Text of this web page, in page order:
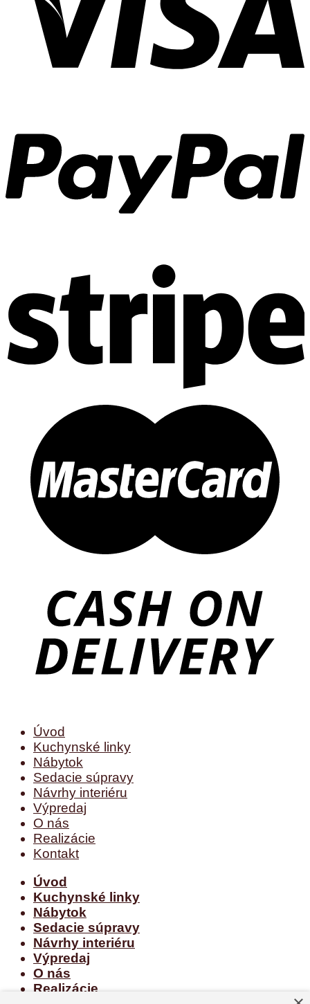
Úvod
Kuchynské linky
Nábytok
Sedacie súpravy
Návrhy interiéru
Výpredaj
O nás
Realizácie
Kontakt
Úvod
Kuchynské linky
Nábytok
Sedacie súpravy
Návrhy interiéru
Výpredaj
O nás
Realizácie